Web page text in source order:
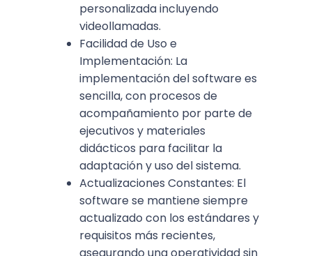
personalizada incluyendo
videollamadas.
Facilidad de Uso e
Implementación: La
implementación del software es
sencilla, con procesos de
acompañamiento por parte de
ejecutivos y materiales
didácticos para facilitar la
adaptación y uso del sistema.
Actualizaciones Constantes: El
software se mantiene siempre
actualizado con los estándares y
requisitos más recientes,